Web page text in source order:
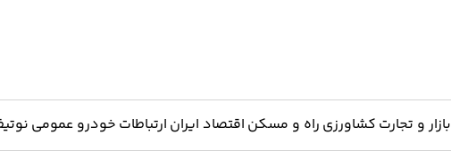
بازار و تجارت کشاورزی راه و مسکن اقتصاد ایران ارتباطات خودرو عمومی